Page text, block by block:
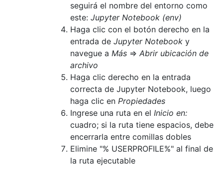
seguirá el nombre del entorno como
este: Jupyter Notebook (env)
Haga clic con el botón derecho en la
entrada de Jupyter Notebook y
navegue a Más => Abrir ubicación de
archivo
Haga clic derecho en la entrada
correcta de Jupyter Notebook, luego
haga clic en Propiedades
Ingrese una ruta en el Inicio en:
cuadro; si la ruta tiene espacios, debe
encerrarla entre comillas dobles
Elimine "% USERPROFILE%" al final de
la ruta ejecutable